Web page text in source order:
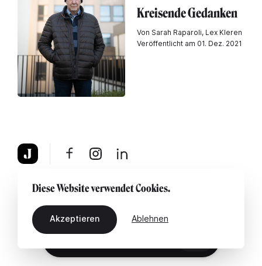
Kreisende Gedanken
Von Sarah Raparoli, Lex Kleren
Veröffentlicht am 01. Dez. 2021
Über uns Rechtshinweis Kontaktiere uns
Diese Website verwendet Cookies.
Akzeptieren Ablehnen